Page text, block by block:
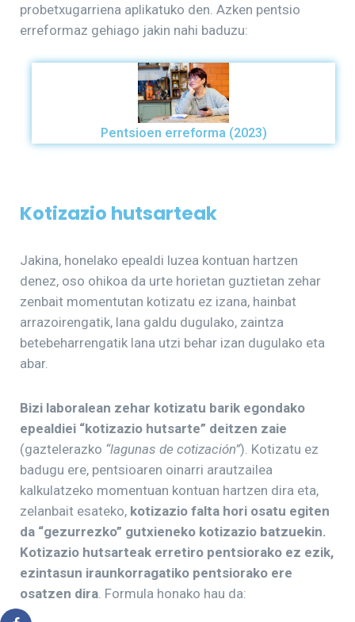
probetxugarriena aplikatuko den. Azken pentsio
erreformaz gehiago jakin nahi baduzu:
Pentsioen erreforma (2023)
Kotizazio hutsarteak
Jakina, honelako epealdi luzea kontuan hartzen
denez, oso ohikoa da urte horietan guztietan zehar
zenbait momentutan kotizatu ez izana, hainbat
arrazoirengatik, lana galdu dugulako, zaintza
betebeharrengatik lana utzi behar izan dugulako eta
abar.
Bizi laboralean zehar kotizatu barik egondako
epealdiei “kotizazio hutsarte” deitzen zaie
(gaztelerazko “lagunas de cotización”). Kotizatu ez
badugu ere, pentsioaren oinarri arautzailea
kalkulatzeko momentuan kontuan hartzen dira eta,
zelanbait esateko, kotizazio falta hori osatu egiten
da “gezurrezko” gutxieneko kotizazio batzuekin.
Kotizazio hutsarteak erretiro pentsiorako ez ezik,
ezintasun iraunkorragatiko pentsiorako ere
osatzen dira. Formula honako hau da: